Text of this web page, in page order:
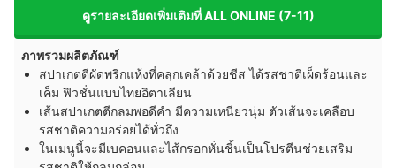
ดูรายละเอียดเพิ่มเติมที่ ALL ONLINE (7-11)
ภาพรวมผลิตภัณฑ์
สปาเกตตีผัดพริกแห้งที่คลุกเคล้าด้วยชีส ได้รสชาติเผ็ดร้อนและ
เค็ม ฟิวชั่นแบบไทยอิตาเลียน
เส้นสปาเกตตีกลมพอดีคำ มีความเหนียวนุ่ม ตัวเส้นจะเคลือบ
รสชาติความอร่อยได้ทั่วถึง
ในเมนูนี้จะมีเบคอนและไส้กรอกหั่นชิ้นเป็นโปรตีนช่วยเสริม